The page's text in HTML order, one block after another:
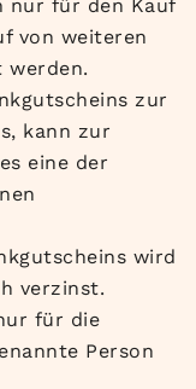
nur für den Kauf
von weiteren
werden.
zur
kann zur
eine der
wird
verzinst.
für die
Person